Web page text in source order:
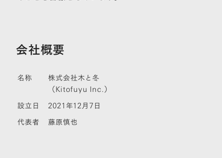
会社概要
名称
株式会社木と冬
（Kitofuyu Inc.）
設立日
2021年12月7日
代表者
藤原慎也